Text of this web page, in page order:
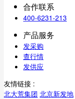
合作联系
400-6231-213
产品服务
发采购
查行情
发供应
友情链接 :
北大荒集团 北京新发地